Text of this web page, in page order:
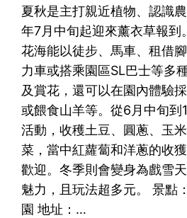
夏秋是主打親近植物、認識
年7月中旬起迎來薰衣草報到
花海能以徒步、馬車、租借
力車或搭乘園區SL巴士等多
及賞花，還可以在園內體驗
或餵食山羊等。從6月中旬到
活動，收穫土豆、圓蔥、玉
菜，當中紅蘿蔔和洋蔥的收
歡迎。冬季則會變身為戲雪
魅力，且玩法超多元。 景點
園 地址：…